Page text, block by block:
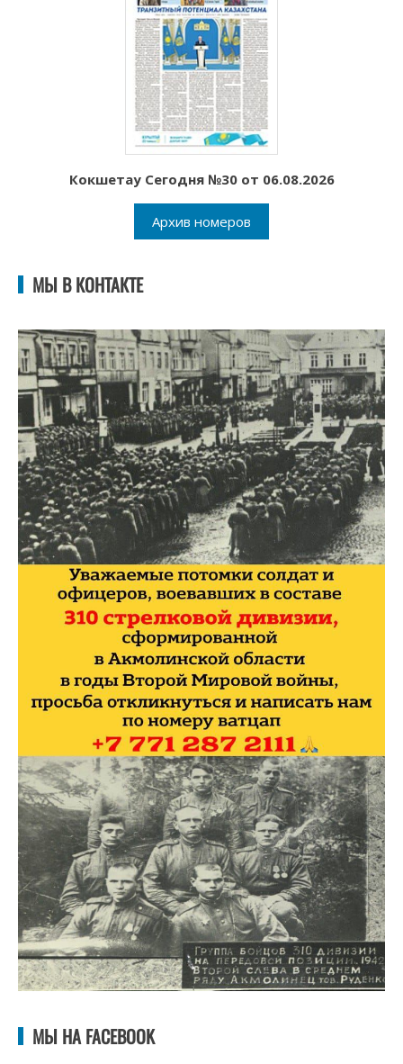
Кокшетау Сегодня №30 от 06.08.2026
Архив номеров
МЫ В КОНТАКТЕ
МЫ НА FACEBOOK